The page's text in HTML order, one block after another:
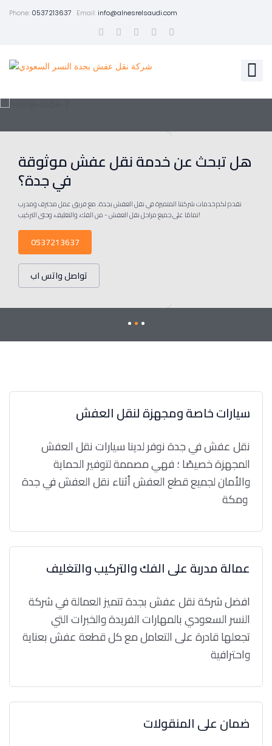
Phone: 0537213637 Email:info@alnesrelsaudi.com
هل تبحث عن خدمة نقل عفش موثوقة
في جدة؟
نقدم لكم خدمات شركتنا المتميزة في نقل العفش بجدة. مع فريق عمل محترف ومدرب
تمامًا على جميع مراحل نقل العفش - من الفك، والتغليف، وحتى التركيب!
0537213637
تواصل واتس اب
سيارات خاصة ومجهزة لنقل العفش
نقل عفش في جدة نوفر لدينا سيارات نقل العفش
المجهزة خصيصًا ؛ فهي مصممة لتوفير الحماية
والأمان لجميع قطع العفش أثناء نقل العفش في جدة
عمالة مدربة على الفك والتركيب والتغليف
افضل شركة نقل عفش بجدة تتميز العمالة في شركة
النسر السعودي بالمهارات الفريدة والخبرات التي
تجعلها قادرة على التعامل مع كل قطعة عفش بعناية
واحترافية
ضمان على المنقولات